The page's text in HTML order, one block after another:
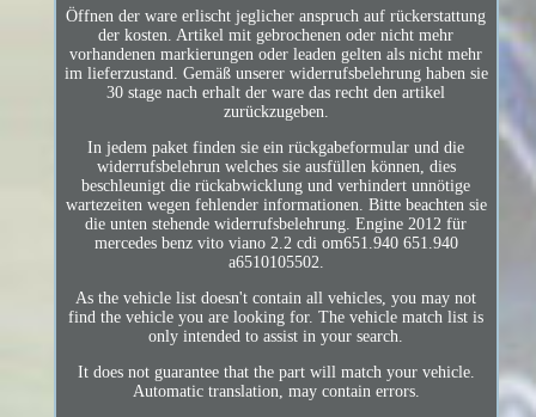
Öffnen der ware erlischt jeglicher anspruch auf rückerstattung
der kosten. Artikel mit gebrochenen oder nicht mehr
vorhandenen markierungen oder leaden gelten als nicht mehr
im lieferzustand. Gemäß unserer widerrufsbelehrung haben sie
30 stage nach erhalt der ware das recht den artikel
zurückzugeben.
In jedem paket finden sie ein rückgabeformular und die
widerrufsbelehrun welches sie ausfüllen können, dies
beschleunigt die rückabwicklung und verhindert unnötige
wartezeiten wegen fehlender informationen. Bitte beachten sie
die unten stehende widerrufsbelehrung. Engine 2012 für
mercedes benz vito viano 2.2 cdi om651.940 651.940
a6510105502.
As the vehicle list doesn't contain all vehicles, you may not
find the vehicle you are looking for. The vehicle match list is
only intended to assist in your search.
It does not guarantee that the part will match your vehicle.
Automatic translation, may contain errors.